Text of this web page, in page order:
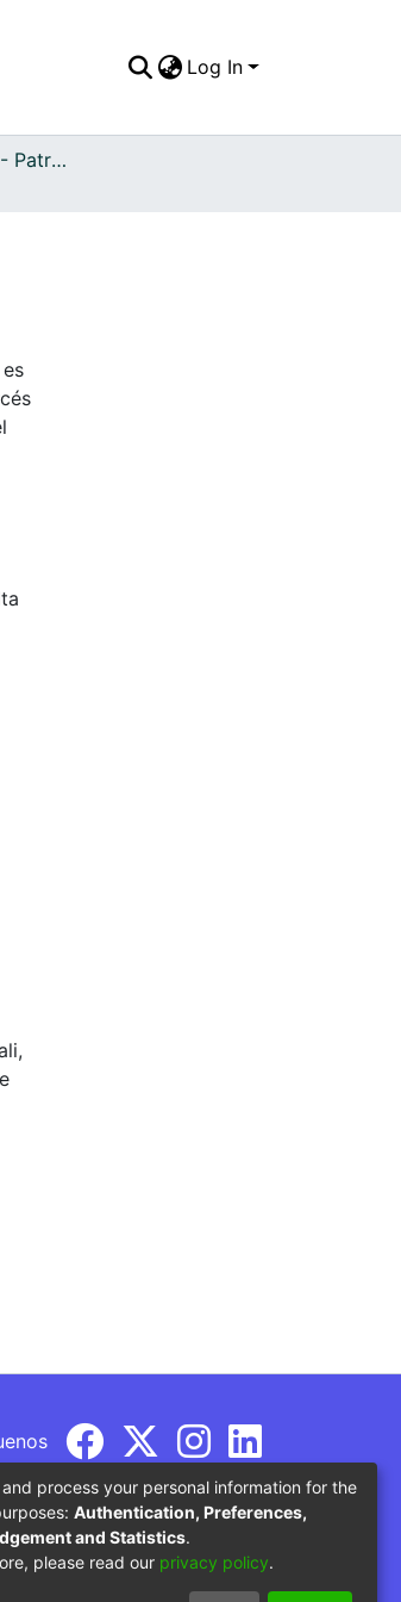
Log In
APFFVC - Eventos - Patrimonial
del Ministerio de Educación
process your personal information for the
Authentication, Preferences,
and Statistics.
please read our privacy policy.